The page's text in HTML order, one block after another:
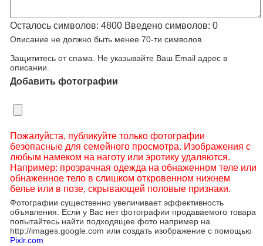
Осталось символов: 4800 Введено символов: 0
Описание не должно быть менее 70-ти символов.
Защититесь от спама. Не указывайте Ваш Email адрес в
описании.
Добавить фотографии
Пожалуйста, публикуйте только фотографии
безопасные для семейного просмотра. Изображения с
любым намеком на наготу или эротику удаляются.
Например: прозрачная одежда на обнаженном теле или
обнаженное тело в слишком откровенном нижнем
белье или в позе, скрывающей половые признаки.
Фотографии существенно увеличивает эффективность
объявления. Если у Вас нет фотографии продаваемого товара
попытайтесь найти подходящее фото например на
http://images.google.com или создать изображение с помощью
Pixlr.com